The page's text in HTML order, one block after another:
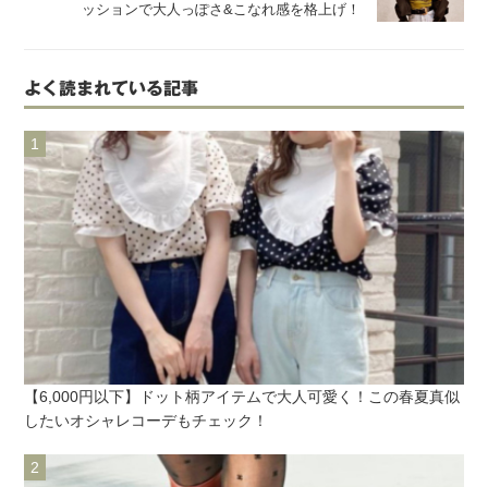
ッションで大人っぽさ&こなれ感を格上げ！
よく読まれている記事
【6,000円以下】ドット柄アイテムで大人可愛く！この春夏真似
したいオシャレコーデもチェック！